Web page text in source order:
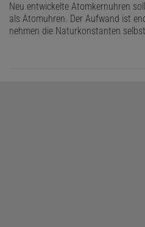
Neu entwickelte Atomkernuhren
als Atomuhren. Der Aufwand ist
nehmen die Naturkonstanten